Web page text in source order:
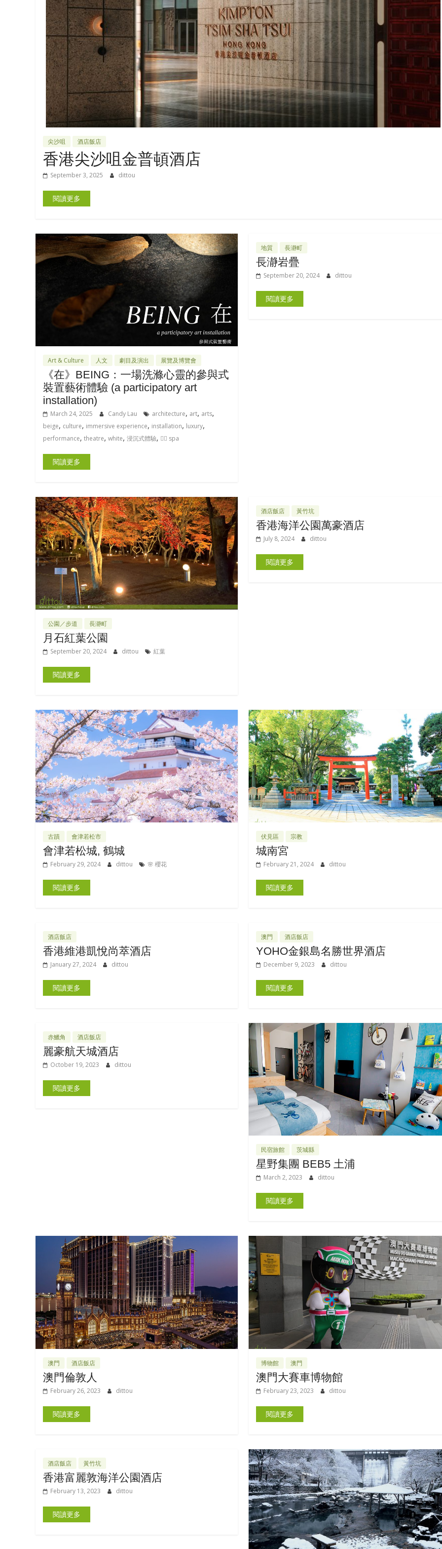
尖沙咀 酒店飯店
香港尖沙咀金普頓酒店
September 3, 2025 dittou
閱讀更多
Art & Culture 人文 劇目及演出 展覽及博覽會
《在》BEING：一場洗滌心靈的參與式
裝置藝術體驗 (a participatory art
installation)
March 24, 2025 Candy Lau architecture, art, arts,
beige, culture, immersive experience, installation, luxury,
performance, theatre, white, 浸沉式體驗, 🧖‍♀️ spa
閱讀更多
地質 長瀞町
長瀞岩疊
September 20, 2024 dittou
閱讀更多
公園／步道 長瀞町
月石紅葉公園
September 20, 2024 dittou 紅葉
閱讀更多
酒店飯店 黃竹坑
香港海洋公園萬豪酒店
July 8, 2024 dittou
閱讀更多
古蹟 會津若松市
會津若松城, 鶴城
February 29, 2024 dittou 🌸 櫻花
閱讀更多
伏見區 宗教
城南宮
February 21, 2024 dittou
閱讀更多
酒店飯店
香港維港凱悅尚萃酒店
January 27, 2024 dittou
閱讀更多
澳門 酒店飯店
YOHO金銀島名勝世界酒店
December 9, 2023 dittou
閱讀更多
赤鱲角 酒店飯店
麗豪航天城酒店
October 19, 2023 dittou
閱讀更多
民宿旅館 茨城縣
星野集團 BEB5 土浦
March 2, 2023 dittou
閱讀更多
澳門 酒店飯店
澳門倫敦人
February 26, 2023 dittou
閱讀更多
博物館 澳門
澳門大賽車博物館
February 23, 2023 dittou
閱讀更多
酒店飯店 黃竹坑
香港富麗敦海洋公園酒店
February 13, 2023 dittou
閱讀更多